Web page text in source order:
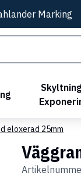
Marking
eloxerad 25mm